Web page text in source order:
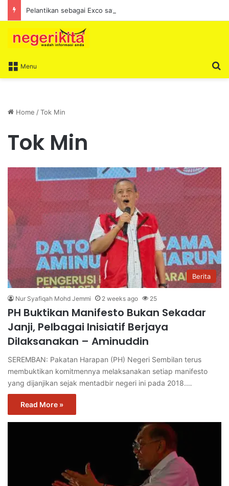
Menu
Home /Tok Min
Tok Min
Berita
Nur Syafiqah Mohd Jemmi 2 weeks ago 25
PH Buktikan Manifesto Bukan Sekadar
Janji, Pelbagai Inisiatif Berjaya
Dilaksanakan – Aminuddin
SEREMBAN: Pakatan Harapan (PH) Negeri Sembilan terus
membuktikan komitmennya melaksanakan setiap manifesto
yang dijanjikan sejak mentadbir negeri ini pada 2018.…
Read More »